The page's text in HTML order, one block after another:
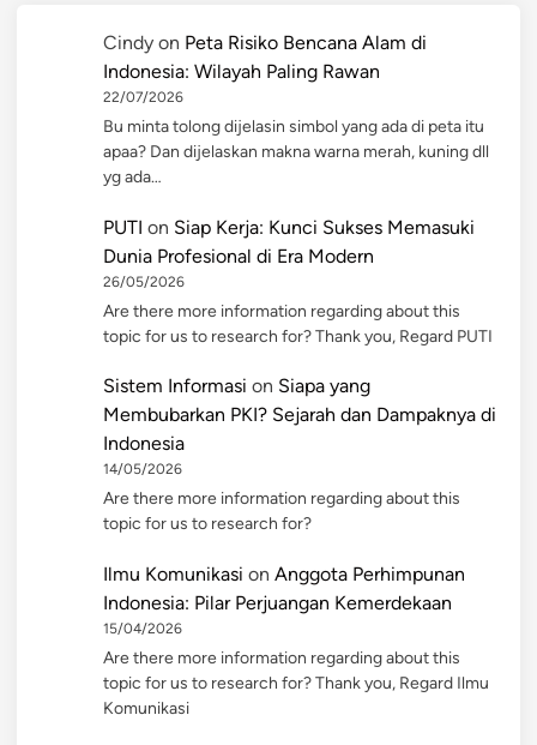
Cindy on Peta Risiko Bencana Alam di
Indonesia: Wilayah Paling Rawan
22/07/2026
Bu minta tolong dijelasin simbol yang ada di peta itu
apaa? Dan dijelaskan makna warna merah, kuning dll
yg ada…
PUTI on Siap Kerja: Kunci Sukses Memasuki
Dunia Profesional di Era Modern
26/05/2026
Are there more information regarding about this
topic for us to research for? Thank you, Regard PUTI
Sistem Informasi on Siapa yang
Membubarkan PKI? Sejarah dan Dampaknya di
Indonesia
14/05/2026
Are there more information regarding about this
topic for us to research for?
Ilmu Komunikasi on Anggota Perhimpunan
Indonesia: Pilar Perjuangan Kemerdekaan
15/04/2026
Are there more information regarding about this
topic for us to research for? Thank you, Regard Ilmu
Komunikasi